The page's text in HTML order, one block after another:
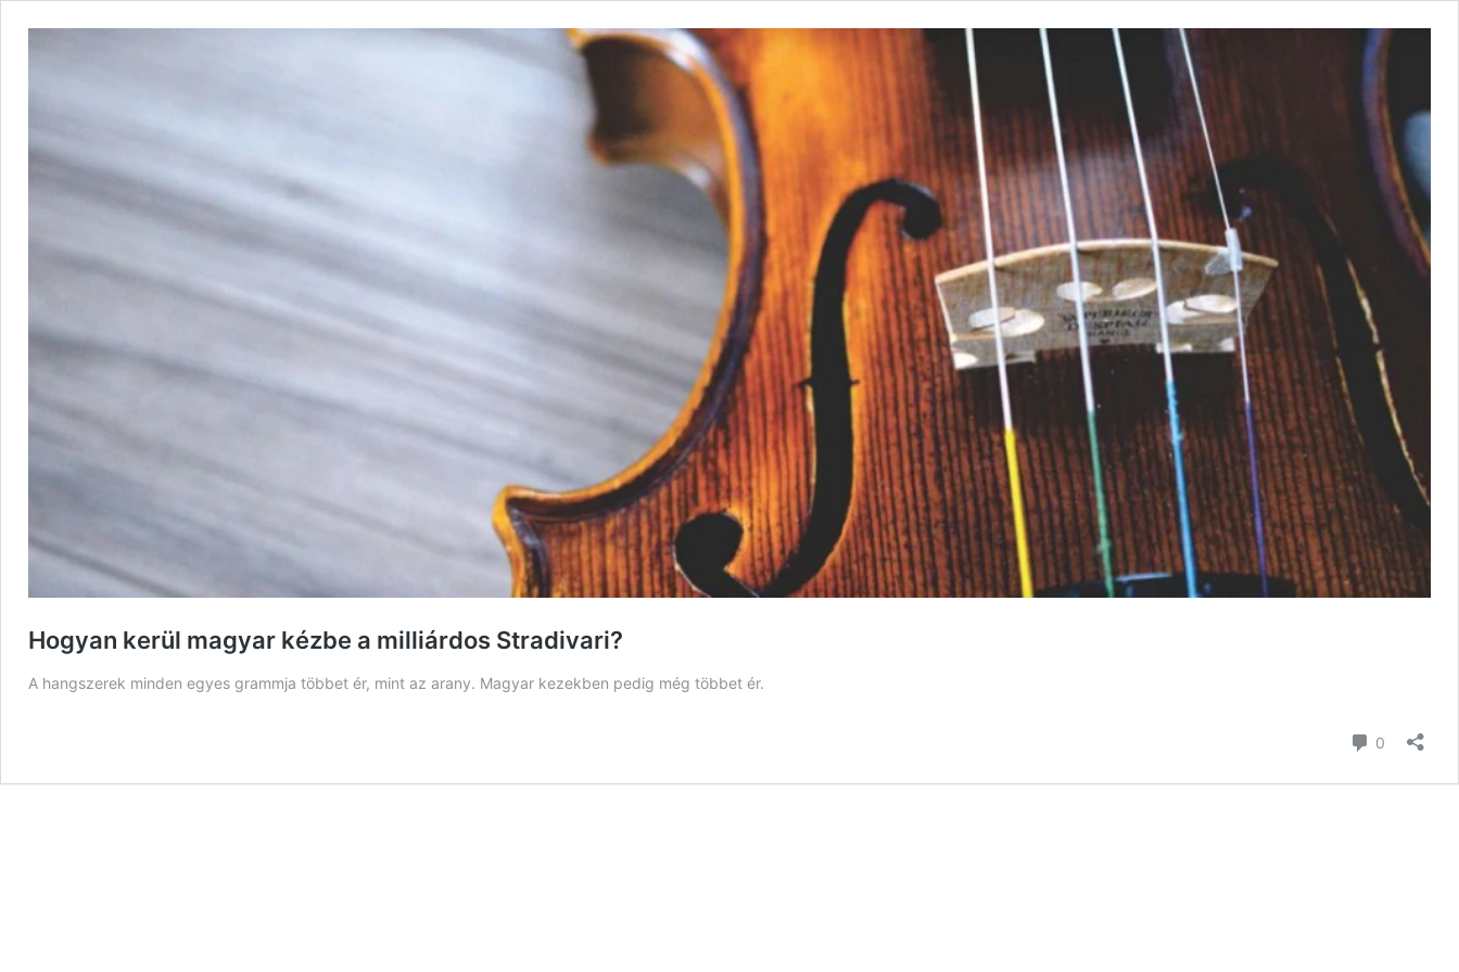
Hogyan kerül magyar kézbe a milliárdos Stradivari?
A hangszerek minden egyes grammja többet ér, mint az arany. Magyar kezekben pedig még többet ér.
0